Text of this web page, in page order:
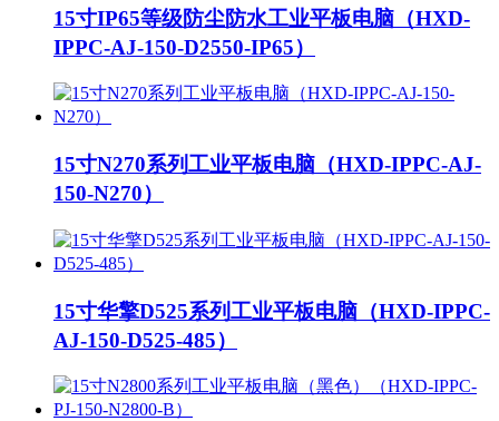
15寸IP65等级防尘防水工业平板电脑（HXD-
IPPC-AJ-150-D2550-IP65）
15寸N270系列工业平板电脑（HXD-IPPC-AJ-
150-N270）
15寸华擎D525系列工业平板电脑（HXD-IPPC-
AJ-150-D525-485）